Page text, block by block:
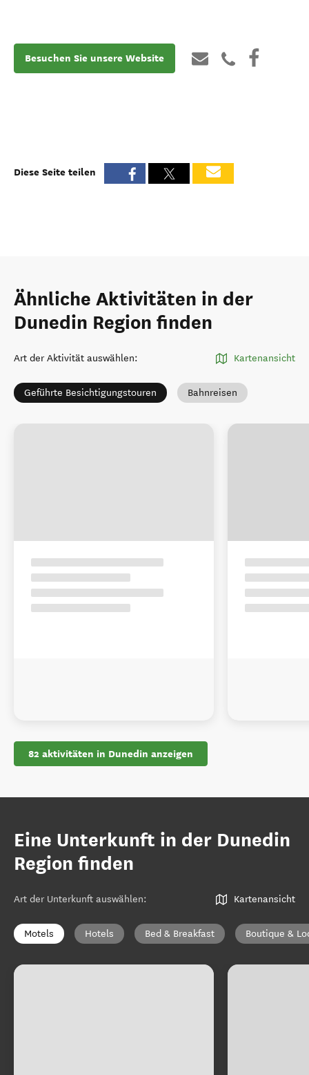
Besuchen Sie unsere Website
Diese Seite teilen
Ähnliche Aktivitäten in der
Dunedin Region finden
Art der Aktivität auswählen: Kartenansicht
Geführte Besichtigungstouren Bahnreisen
82 aktivitäten in Dunedin anzeigen
Eine Unterkunft in der Dunedin
Region finden
Art der Unterkunft auswählen: Kartenansicht
Motels Hotels Bed & Breakfast Boutique &